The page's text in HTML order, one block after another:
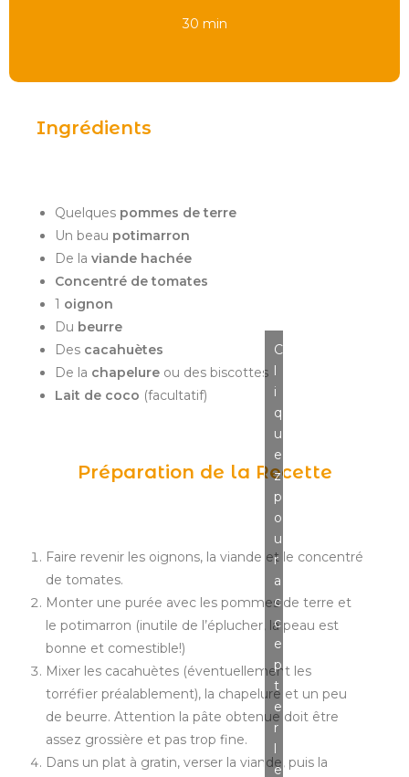
30 min
Ingrédients
Quelques pommes de terre
Un beau potimarron
De la viande hachée
Concentré de tomates
1 oignon
Du beurre
Des cacahuètes
De la chapelure ou des biscottes
Lait de coco (facultatif)
Préparation de la Recette
Faire revenir les oignons, la viande et le concentré
de tomates.
Monter une purée avec les pommes de terre et
le potimarron (inutile de l’éplucher, la peau est
bonne et comestible!)
Mixer les cacahuètes (éventuellement les
torréfier préalablement), la chapelure et un peu
de beurre. Attention la pâte obtenue doit être
assez grossière et pas trop fine.
Dans un plat à gratin, verser la viande, puis la
C
l
i
q
u
e
z
p
o
u
r
a
c
c
e
p
t
e
r
l
e